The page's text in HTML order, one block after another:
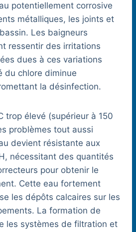
potentiellement corrosive
métalliques, les joints et
Les baigneurs
ressentir des irritations
dues à ces variations
du chlore diminue
la désinfection.
trop élevé (supérieur à 150
problèmes tout aussi
devient résistante aux
nécessitant des quantités
pour obtenir le
Cette eau fortement
les dépôts calcaires sur les
La formation de
les systèmes de filtration et